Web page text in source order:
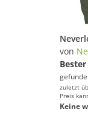
von
zuletzt
Preis
Keine